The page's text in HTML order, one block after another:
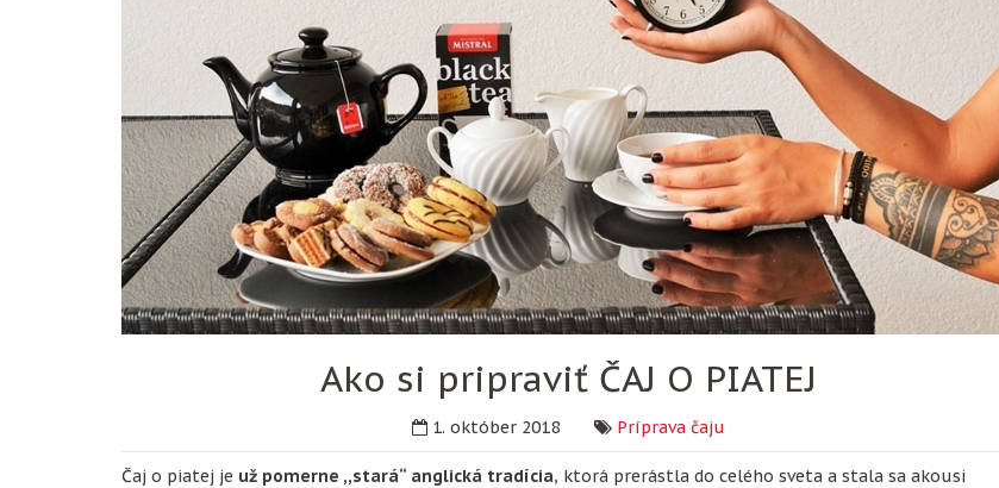
Ako si pripraviť ČAJ O PIATEJ
1. október 2018 Príprava čaju
Čaj o piatej je už pomerne ,,stará“ anglická tradícia, ktorá prerástla do celého sveta a stala sa akousi